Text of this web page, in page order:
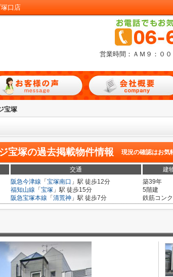
口店
営業時間：ＡＭ９：０
宝塚
宝塚の過去掲載物件情報 現況の確認はお気
交通 建
阪急今津線 「 宝塚南口 」駅 徒歩12分
福知山線 「 宝塚 」駅 徒歩15分
阪急宝塚本線 「 清荒神 」駅 徒歩7分
築39年
5階建
鉄筋コン